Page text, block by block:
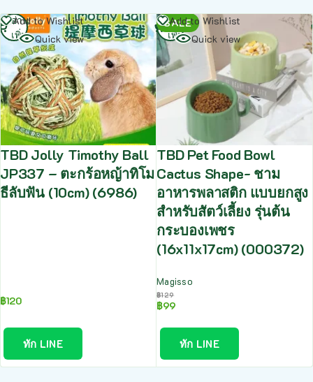
Add to Wishlist
Quick view
TBD Jolly Timothy Ball
JP337 – ตะกร้อหญ้าทิโม
ธีลับฟัน (10cm) (6986)
฿120
ทัก LINE
อ่าน
เพิ่ม
SALE
Add to Wishlist
Quick view
TBD Pet Food Bowl
Cactus Shape- ชาม
อาหารพลาสติก แบบยกสูง
สำหรับสัตว์เลี้ยง รุ่นต้น
กระบองเพชร
(16x11x17cm) (000372)
Magisso
฿129
฿99
ทัก LINE
อ่าน
เพิ่ม